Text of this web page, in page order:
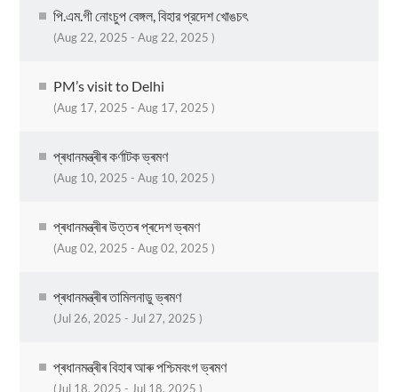
পি.এম.গী নোংচুপ বেঙ্গল, বিহার প্রদেশ খোঙচৎ
(Aug 22, 2025 - Aug 22, 2025 )
PM’s visit to Delhi
(Aug 17, 2025 - Aug 17, 2025 )
প্ৰধানমন্ত্ৰীৰ কৰ্ণাটক ভ্ৰমণ
(Aug 10, 2025 - Aug 10, 2025 )
প্ৰধানমন্ত্ৰীৰ উত্তৰ প্ৰদেশ ভ্ৰমণ
(Aug 02, 2025 - Aug 02, 2025 )
প্ৰধানমন্ত্ৰীৰ তামিলনাডু ভ্ৰমণ
(Jul 26, 2025 - Jul 27, 2025 )
প্ৰধানমন্ত্ৰীৰ বিহাৰ আৰু পশ্চিমবংগ ভ্ৰমণ
(Jul 18, 2025 - Jul 18, 2025 )